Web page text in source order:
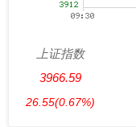
上证指数
3966.59
26.55(0.67%)